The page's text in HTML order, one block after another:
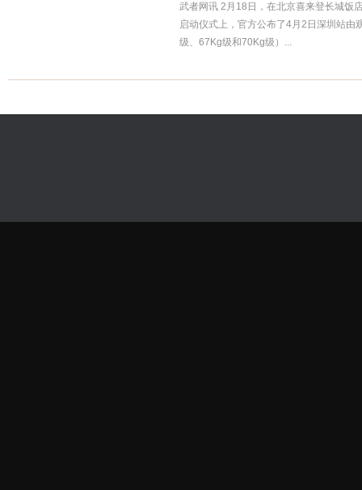
武者网讯 2月18日，在北京喜来登长城饭
启动仪式上，官方公布了4月2日深圳站
级、67Kg级和70Kg级）...